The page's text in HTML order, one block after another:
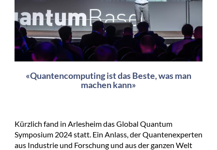
«Quantencomputing ist das Beste, was man
machen kann»
Kürzlich fand in Arlesheim das Global Quantum
Symposium 2024 statt. Ein Anlass, der Quantenexperten
aus Industrie und Forschung und aus der ganzen Welt